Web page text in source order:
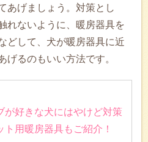
あげましょう。対策とし
れないように、暖房器具を
どして、犬が暖房器具に近
げるのもいい方法です。
が好きな犬にはやけど対策
ト用暖房器具もご紹介！